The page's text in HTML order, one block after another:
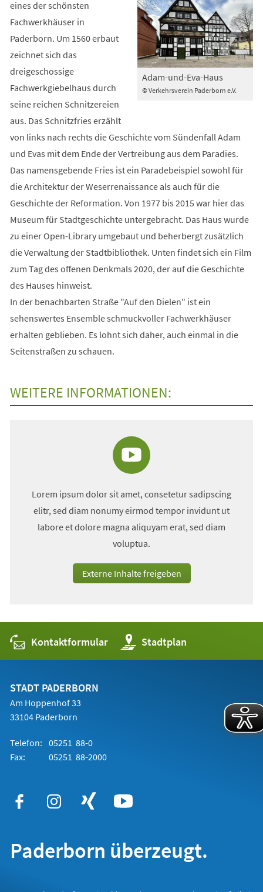
© Verkehrsverein Paderborn e.V.
Adam-und-Eva-Haus
eines der schönsten
Fachwerkhäuser in
Paderborn. Um 1560 erbaut
zeichnet sich das
dreigeschossige
Fachwerkgiebelhaus durch
seine reichen Schnitzereien
aus. Das Schnitzfries erzählt
von links nach rechts die Geschichte vom Sündenfall Adam
und Evas mit dem Ende der Vertreibung aus dem Paradies.
Das namensgebende Fries ist ein Paradebeispiel sowohl für
die Architektur der Weserrenaissance als auch für die
Geschichte der Reformation. Von 1977 bis 2015 war hier das
Museum für Stadtgeschichte untergebracht. Das Haus wurde
zu einer Open-Library umgebaut und beherbergt zusätzlich
die Verwaltung der Stadtbibliothek. Unten findet sich ein Film
zum Tag des offenen Denkmals 2020, der auf die Geschichte
des Hauses hinweist.
In der benachbarten Straße "Auf den Dielen" ist ein
sehenswertes Ensemble schmuckvoller Fachwerkhäuser
erhalten geblieben. Es lohnt sich daher, auch einmal in die
Seitenstraßen zu schauen.
WEITERE INFORMATIONEN:
Lorem ipsum dolor sit amet, consetetur sadipscing
elitr, sed diam nonumy eirmod tempor invidunt ut
labore et dolore magna aliquyam erat, sed diam
voluptua.
Externe Inhalte freigeben
Kontaktformular Stadtplan
(Öffnet
in
einem
STADT PADERBORN
Am Hoppenhof 33
33104 Paderborn
Telefon: 05251 88-0
Fax:
05251 88-2000
Paderborn überzeugt.